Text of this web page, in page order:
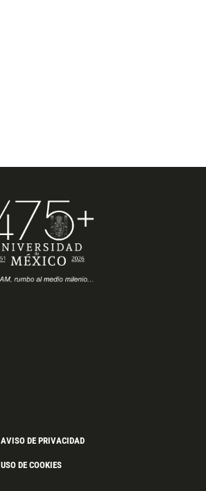
AVISO DE PRIVACIDAD
USO DE COOKIES